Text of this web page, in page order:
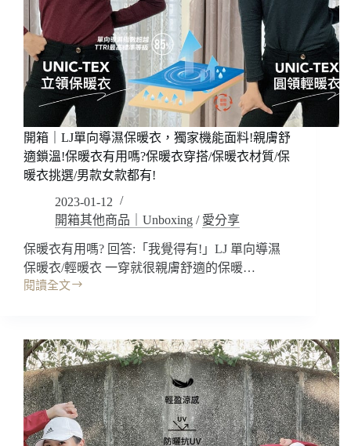
開箱｜LJ單向導濕保暖衣，獨家機能面料!親膚舒
適鎖溫!保暖衣有用嗎?保暖衣穿搭/保暖衣材質/保
暖衣挑選/男款女款都有!
2023-01-12
開箱其他商品｜Unboxing / 愛分享
保暖衣有用嗎? 回答:「我覺得有!」LJ 單向導濕
保暖衣/輕暖衣 一穿就很親膚舒適的保暖…
閱讀全文
開
LJ
單
向
導
濕
保
暖